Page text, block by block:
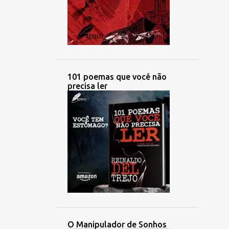
101 poemas que você não
precisa ler
O Manipulador de Sonhos